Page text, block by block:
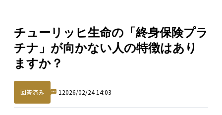
チューリッヒ生命の「終身保険プラ
チナ」が向かない人の特徴はあり
ますか？
回答済み 1 2026/02/24 14:03